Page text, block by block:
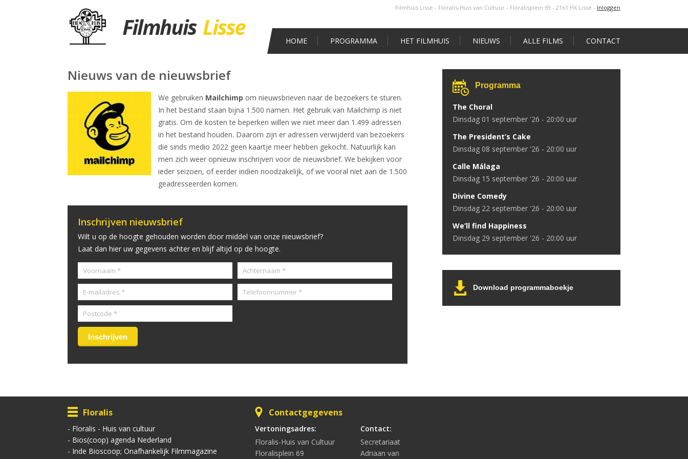
Filmhuis Lisse - Floralis-Huis van Cultuur - Floralisplein 69 - 2161 HX Lisse - Inloggen
HOME PROGRAMMA HET FILMHUIS NIEUWS ALLE FILMS CONTACT
Nieuws van de nieuwsbrief
We gebruiken Mailchimp om nieuwsbrieven naar de bezoekers te sturen.
In het bestand staan bijna 1.500 namen. Het gebruik van Mailchimp is niet
gratis. Om de kosten te beperken willen we niet meer dan 1.499 adressen
in het bestand houden. Daarom zijn er adressen verwijderd van bezoekers
die sinds medio 2022 geen kaartje meer hebben gekocht. Natuurlijk kan
men zich weer opnieuw inschrijven voor de nieuwsbrief. We bekijken voor
ieder seizoen, of eerder indien noodzakelijk, of we vooral niet aan de 1.500
geadresseerden komen.
Inschrijven nieuwsbrief
Wilt u op de hoogte gehouden worden door middel van onze nieuwsbrief?
Laat dan hier uw gegevens achter en blijf altijd op de hoogte.
Programma
The Choral
dinsdag 01 september '26 - 20:00 uur
The President’s Cake
dinsdag 08 september '26 - 20:00 uur
Calle Málaga
dinsdag 15 september '26 - 20:00 uur
Divine Comedy
dinsdag 22 september '26 - 20:00 uur
We’ll find Happiness
dinsdag 29 september '26 - 20:00 uur
Download programmaboekje
Floralis
- Floralis - Huis van cultuur
- Bios(coop) agenda Nederland
- Inde Bioscoop; Onafhankelijk Filmmagazine
Contactgegevens
Vertoningsadres:
Floralis-Huis van Cultuur
Floralisplein 69
Contact:
Secretariaat
Adriaan van